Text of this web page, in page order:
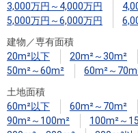
暮らしの
税金の本
（電子ブ
ック）
ド
3,000万円～4,000万円
5,000万円～6,000万円
建物／専有面積
20m²以下
20m²～30m²
50m²～60m²
60m²～
土地面積
60m²以下
60m²～70m²
90m²～100m²
100m²～